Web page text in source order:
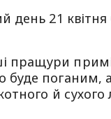
день 21
пращури
поганим,
й сухого